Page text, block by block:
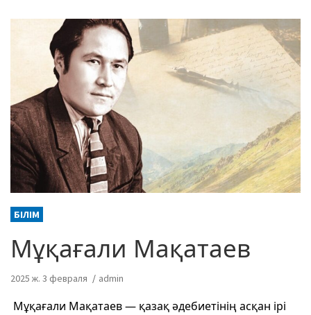
БІЛІМ
Мұқағали Мақатаев
2025 ж. 3 февраля admin
Мұқағали Мақатаев — қазақ әдебиетінің асқан ірі